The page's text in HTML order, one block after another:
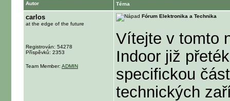
Autor
Téma
carlos
at the edge of the future
Registrován: 54278
Příspěvků: 2353
Team Member: ADMIN
Fórum Elektronika a Technika
Vítejte v tomto
Indoor již
specifickou
technických